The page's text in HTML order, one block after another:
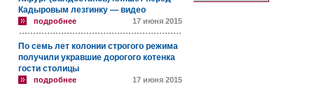
Кадыровым лезгинку — видео
подробнее 17 июня 2015
По семь лет колонии строгого режима
получили укравшие дорогого котенка
гости столицы
подробнее 17 июня 2015